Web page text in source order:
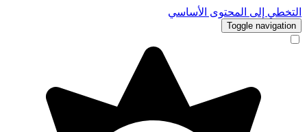
التخطي إلى المحتوى الأساسي
Toggle navigation